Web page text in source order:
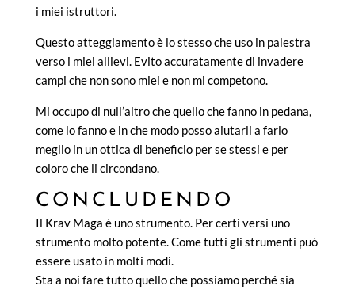
i miei istruttori.
Questo atteggiamento è lo stesso che uso in palestra
verso i miei allievi. Evito accuratamente di invadere
campi che non sono miei e non mi competono.
Mi occupo di null’altro che quello che fanno in pedana,
come lo fanno e in che modo posso aiutarli a farlo
meglio in un ottica di beneficio per se stessi e per
coloro che li circondano.
CONCLUDENDO
Il Krav Maga è uno strumento. Per certi versi uno
strumento molto potente. Come tutti gli strumenti può
essere usato in molti modi.
Sta a noi fare tutto quello che possiamo perché sia